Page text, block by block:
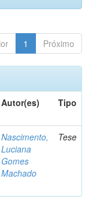
1 Próximo
Autor(es) Tipo
Nascimento,
Luciana
Gomes
Machado
Tese